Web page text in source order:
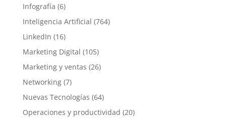
Infografía (6)
Inteligencia Artificial (764)
LinkedIn (16)
Marketing Digital (105)
Marketing y ventas (26)
Networking(7)
Nuevas Tecnologías (64)
Operaciones y productividad (20)